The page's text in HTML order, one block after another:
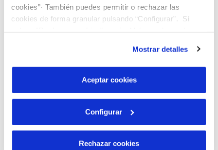
cookies”· También puedes permitir o rechazar las
cookies de forma granular pulsando “Configurar”. Si
son indispensables para que el sitio web funcione y que
por tanto no se pueden desactivar. Puedes consultar
más información en nuestraPolítica de Cookies
Mostrar detalles
Aceptar cookies
Configurar
Rechazar cookies
Laresponsabilitat del
correspon als
segons estableix l’art. 11 apt. 4
del R.D. 140/2003, del 7 de
febrer, pel qual s’estableixen els
criteris sanitaris de la qualitat